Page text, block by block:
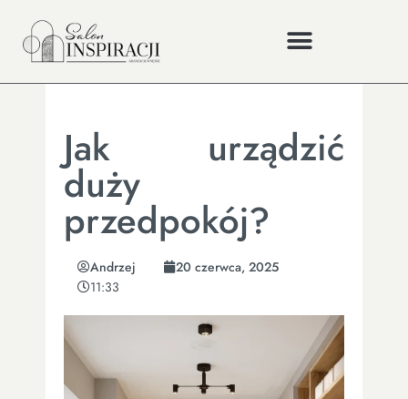
Jak urządzić
duży
przedpokój?
Andrzej
20 czerwca, 2025
11:33